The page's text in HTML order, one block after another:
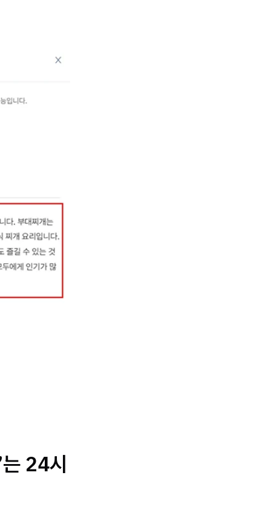
24시